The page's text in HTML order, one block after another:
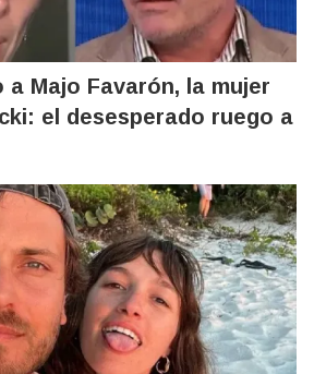
Majo Favarón, la mujer
el desesperado ruego a